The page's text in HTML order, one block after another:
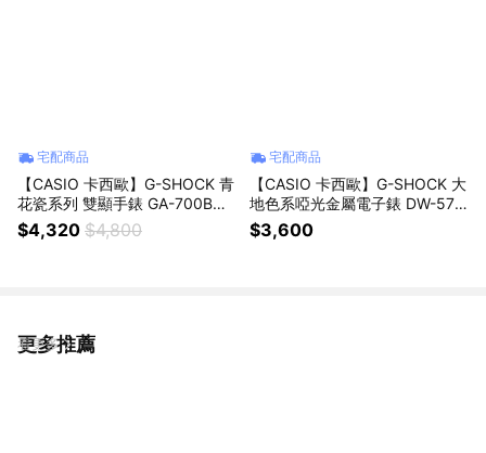
宅配商品
【CASIO 卡西歐】G-SHOCK 青
花瓷系列 雙顯手錶 GA-700BWP
-2A
$4,320 $4,800
宅配商品
【CASIO 卡西歐】G-SHOCK 大
地色系啞光金屬電子錶 DW-570
0PT-5
$3,600
更多推薦
看更多